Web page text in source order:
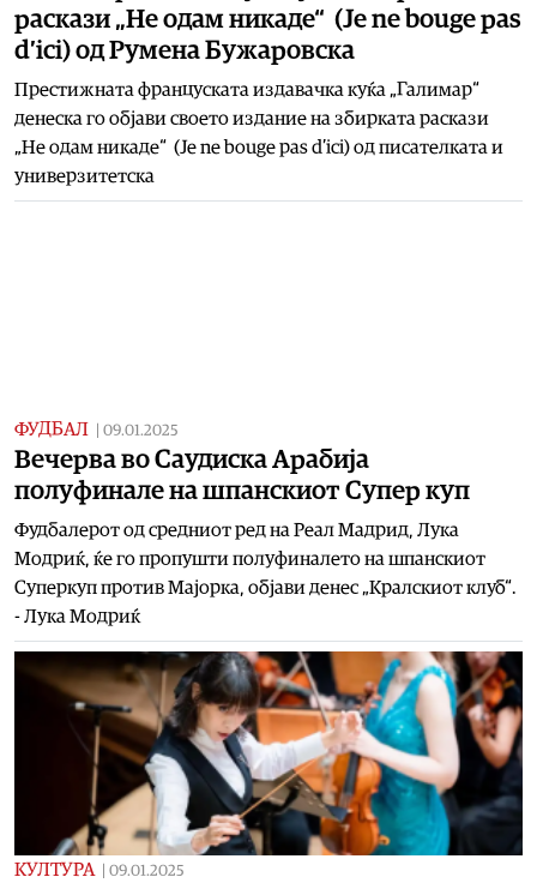
раскази „Не одам никаде“ (Je ne bouge pas
d’ici) од Румена Бужаровска
Престижната француската издавачка куќа „Галимар“
денеска го објави своето издание на збирката раскази
„Не одам никаде“ (Je ne bouge pas d’ici) од писателката и
универзитетска
ФУДБАЛ 09.01.2025
Вечерва во Саудиска Арабија
полуфинале на шпанскиот Супер куп
Фудбалерот од средниот ред на Реал Мадрид, Лука
Модриќ, ќе го пропушти полуфиналето на шпанскиот
Суперкуп против Мајорка, објави денес „Кралскиот клуб“.
- Лука Модриќ
КУЛТУРА 09.01.2025